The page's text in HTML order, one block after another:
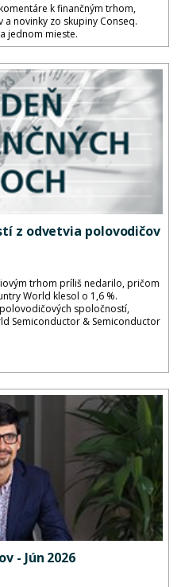
k finančným trhom,
novinky zo skupiny Conseq.
jednom mieste.
z odvetvia polovodičov
trhom príliš nedarilo, pričom
World klesol o 1,6 %.
spoločností,
Semiconductor & Semiconductor
- Jún 2026